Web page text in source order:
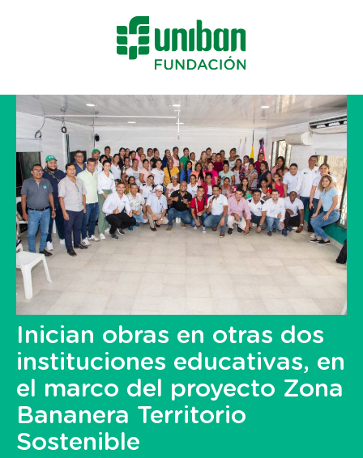
Inician obras en otras dos
instituciones educativas, en
el marco del proyecto Zona
Bananera Territorio
Sostenible